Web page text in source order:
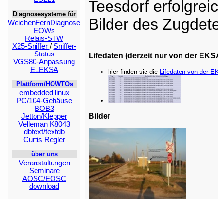
Diagnosesysteme für
WeichenFernDiagnose
EOWs
Relais-STW
X25-Sniffer / Sniffer-
Status
VGS80-Anpassung
ELEKSA
Plattform/HOWTOs
embedded linux
PC/104-Gehäuse
BOB3
Jetton/Klepper
Velleman K8043
dbtext/textdb
Curtis Regler
über uns
Veranstaltungen
Seminare
AOSC/EOSC
download
Teesdorf
Bilder des
Lifedaten (derzeit nur von der
hier finden sie die Lifedaten von der
Bilder